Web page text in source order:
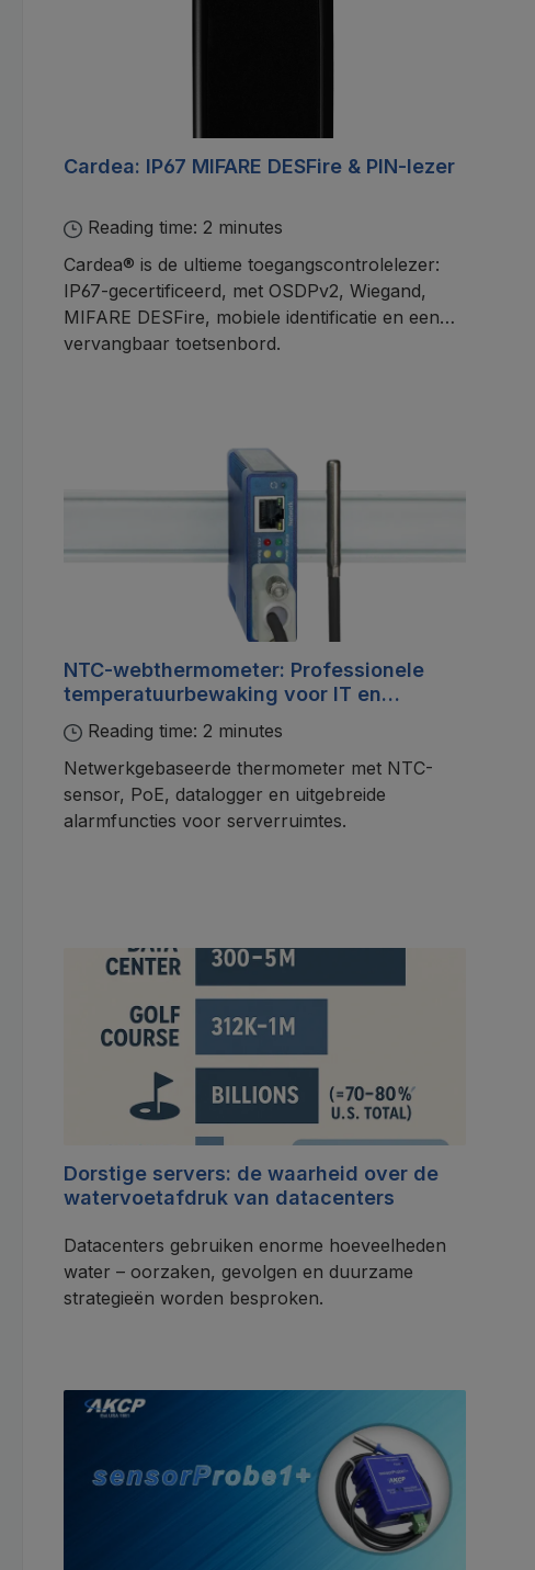
Cardea: IP67 MIFARE DESFire & PIN-lezer
Reading time: 2 minutes
Cardea® is de ultieme toegangscontrolelezer:
IP67-gecertificeerd, met OSDPv2, Wiegand,
MIFARE DESFire, mobiele identificatie en een
vervangbaar toetsenbord.
NTC-webthermometer: Professionele
temperatuurbewaking voor IT en
Reading time: 2 minutes
Netwerkgebaseerde thermometer met NTC-
sensor, PoE, datalogger en uitgebreide
alarmfuncties voor serverruimtes.
Dorstige servers: de waarheid over de
watervoetafdruk van datacenters
Datacenters gebruiken enorme hoeveelheden
water – oorzaken, gevolgen en duurzame
strategieën worden besproken.